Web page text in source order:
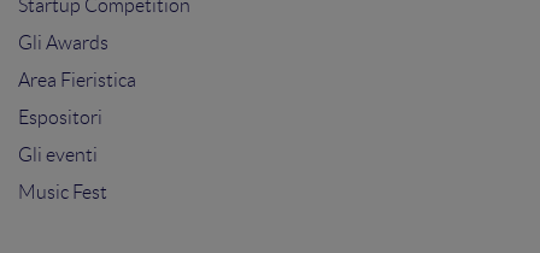
Startup Competition
Gli Awards
Area Fieristica
Espositori
Gli eventi
Music Fest